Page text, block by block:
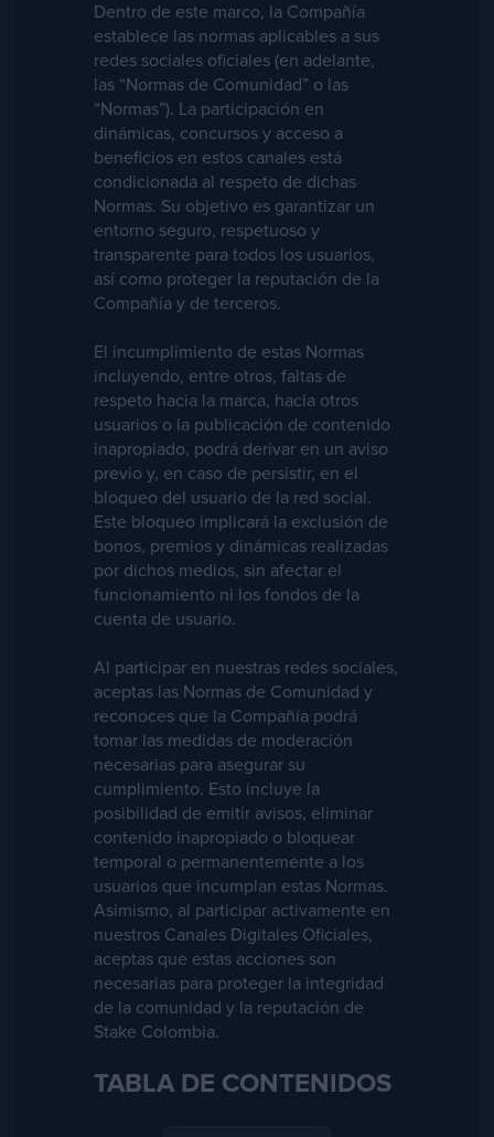
Dentro de este marco, la Compañía
establece las normas aplicables a sus
redes sociales oficiales (en adelante,
las “Normas de Comunidad” o las
“Normas”). La participación en
dinámicas, concursos y acceso a
beneficios en estos canales está
condicionada al respeto de dichas
Normas. Su objetivo es garantizar un
entorno seguro, respetuoso y
transparente para todos los usuarios,
así como proteger la reputación de la
Compañía y de terceros.
El incumplimiento de estas Normas
incluyendo, entre otros, faltas de
respeto hacia la marca, hacia otros
usuarios o la publicación de contenido
inapropiado, podrá derivar en un aviso
previo y, en caso de persistir, en el
bloqueo del usuario de la red social.
Este bloqueo implicará la exclusión de
bonos, premios y dinámicas realizadas
por dichos medios, sin afectar el
funcionamiento ni los fondos de la
cuenta de usuario.
Al participar en nuestras redes sociales,
aceptas las Normas de Comunidad y
reconoces que la Compañía podrá
tomar las medidas de moderación
necesarias para asegurar su
cumplimiento. Esto incluye la
posibilidad de emitir avisos, eliminar
contenido inapropiado o bloquear
temporal o permanentemente a los
usuarios que incumplan estas Normas.
Asimismo, al participar activamente en
nuestros Canales Digitales Oficiales,
aceptas que estas acciones son
necesarias para proteger la integridad
de la comunidad y la reputación de
Stake Colombia.
TABLA DE CONTENIDOS